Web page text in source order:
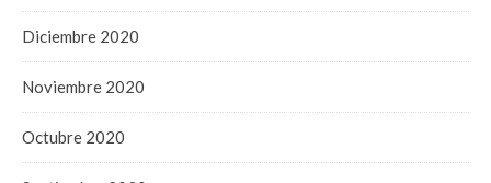
Diciembre 2020
Noviembre 2020
Octubre 2020